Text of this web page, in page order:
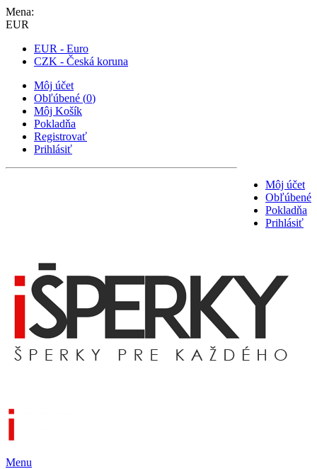
Mena:
EUR
EUR - Euro
CZK - Česká koruna
Môj účet
Obľúbené (0)
Môj Košík
Pokladňa
Registrovať
Prihlásiť
Môj účet
Obľúbené
Pokladňa
Prihlásiť
Menu